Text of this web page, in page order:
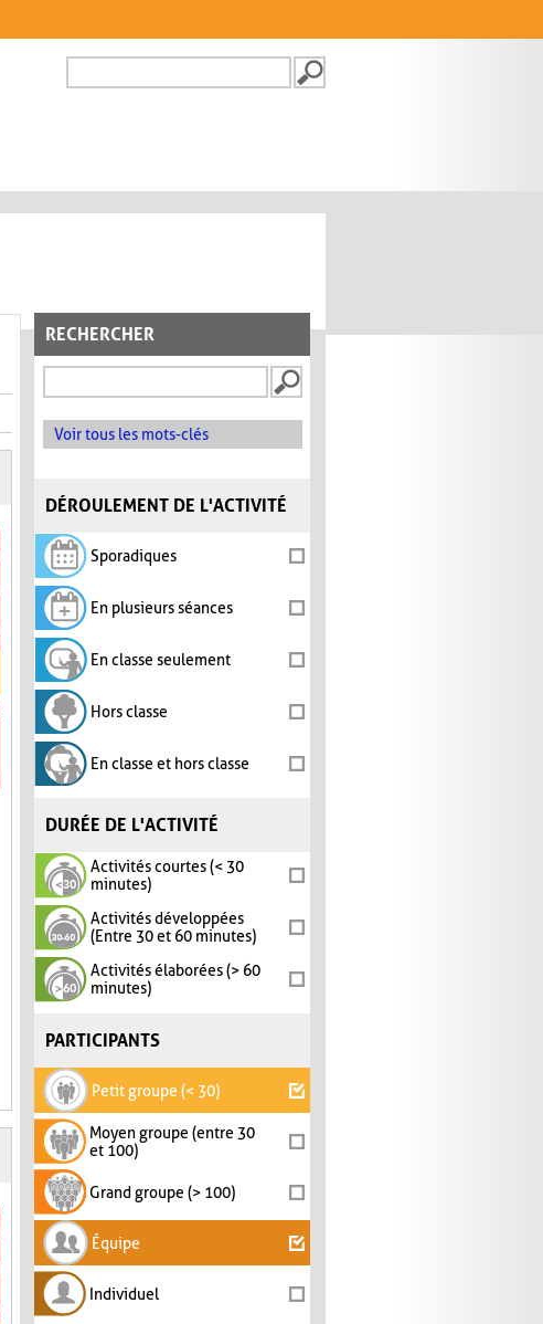
FORMULAIRE DE
RECHERCHER
Voir tous les mots-clés
DÉROULEMENT DE L'ACTIVITÉ
Sporadiques
En plusieurs séances
En classe seulement
Hors classe
En classe et hors classe
DURÉE DE L'ACTIVITÉ
Activités courtes (< 30
minutes)
Activités développées
(Entre 30 et 60 minutes)
Activités élaborées (> 60
minutes)
PARTICIPANTS
Petit groupe (< 30)
Moyen groupe (entre 30
et 100)
Grand groupe (> 100)
Équipe
Individuel